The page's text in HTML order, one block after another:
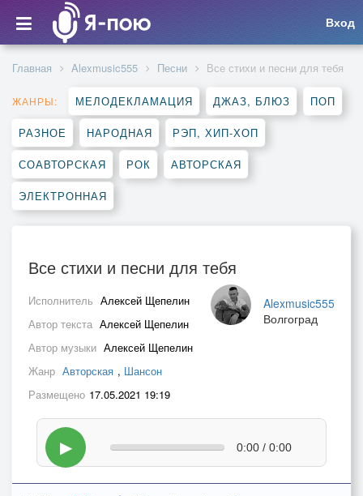
Вход
Главная Alexmusic555 Песни Все стихи и песни для тебя
ЖАНРЫ: МЕЛОДЕКЛАМАЦИЯ ДЖАЗ, БЛЮЗ ПОП
РАЗНОЕ НАРОДНАЯ РЭП, ХИП-ХОП
СОАВТОРСКАЯ РОК АВТОРСКАЯ
ЭЛЕКТРОННАЯ
Все стихи и песни для тебя
Alexmusic555
Волгоград
Исполнитель Алексей Щепелин
Автор текста Алексей Щепелин
Автор музыки Алексей Щепелин
Жанр Авторская , Шансон
Размещено 17.05.2021 19:19
▶ 0:00 / 0:00